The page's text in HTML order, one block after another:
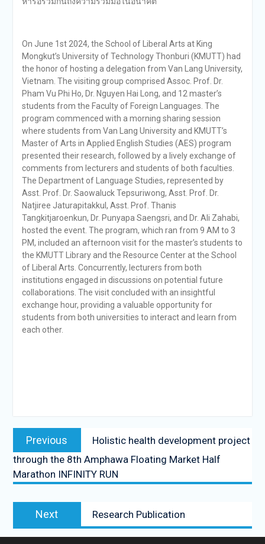
On June 1st 2024, the School of Liberal Arts at King
Mongkut’s University of Technology Thonburi (KMUTT) had
the honor of hosting a delegation from Van Lang University,
Vietnam. The visiting group comprised Assoc. Prof. Dr.
Pham Vu Phi Ho, Dr. Nguyen Hai Long, and 12 master’s
students from the Faculty of Foreign Languages. The
program commenced with a morning sharing session
where students from Van Lang University and KMUTT’s
Master of Arts in Applied English Studies (AES) program
presented their research, followed by a lively exchange of
comments from lecturers and students of both faculties.
The Department of Language Studies, represented by
Asst. Prof. Dr. Saowaluck Tepsuriwong, Asst. Prof. Dr.
Natjiree Jaturapitakkul, Asst. Prof. Thanis
Tangkitjaroenkun, Dr. Punyapa Saengsri, and Dr. Ali Zahabi,
hosted the event. The program, which ran from 9 AM to 3
PM, included an afternoon visit for the master’s students to
the KMUTT Library and the Resource Center at the School
of Liberal Arts. Concurrently, lecturers from both
institutions engaged in discussions on potential future
collaborations. The visit concluded with an insightful
exchange hour, providing a valuable opportunity for
students from both universities to interact and learn from
each other.
Post
navigation
Previous
Previous
post:
Holistic health development project
through the 8th Amphawa Floating Market Half
Marathon INFINITY RUN
Next
Next
post:
Research Publication